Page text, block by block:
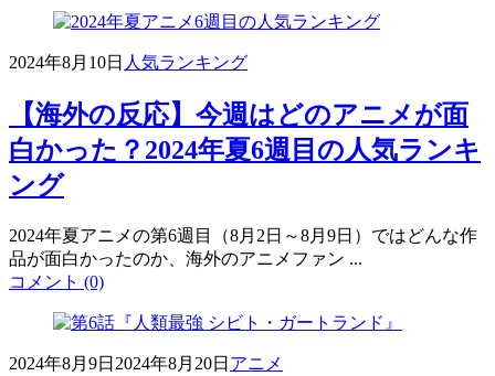
2024年8月10日 人気ランキング
【海外の反応】今週はどのアニメが面
白かった？2024年夏6週目の人気ランキ
ング
2024年夏アニメの第6週目（8月2日～8月9日）ではどんな作
品が面白かったのか、海外のアニメファン ...
コメント (0)
2024年8月9日 2024年8月20日 アニメ